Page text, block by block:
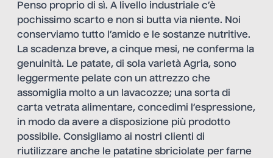
Penso proprio di sì. A livello industriale c’è
pochissimo scarto e non si butta via niente. Noi
conserviamo tutto l’amido e le sostanze nutritive.
La scadenza breve, a cinque mesi, ne conferma la
genuinità. Le patate, di sola varietà Agria, sono
leggermente pelate con un attrezzo che
assomiglia molto a un lavacozze; una sorta di
carta vetrata alimentare, concedimi l’espressione,
in modo da avere a disposizione più prodotto
possibile. Consigliamo ai nostri clienti di
riutilizzare anche le patatine sbriciolate per farne